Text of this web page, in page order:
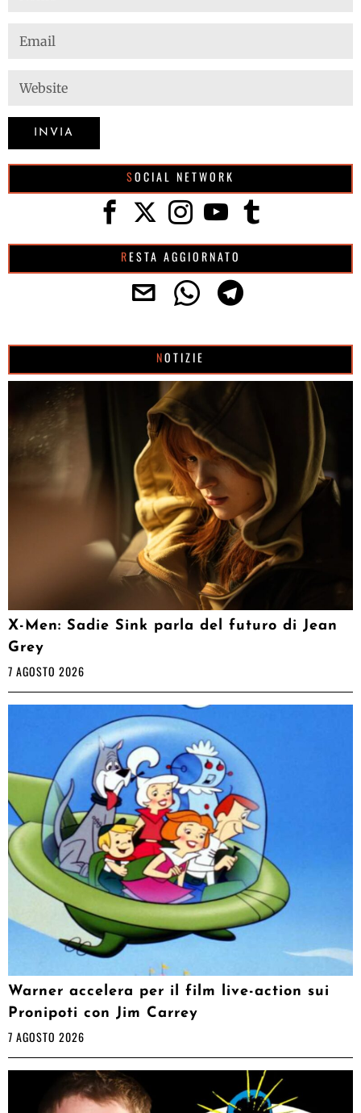
SOCIAL NETWORK
RESTA AGGIORNATO
NOTIZIE
X-Men: Sadie Sink parla del futuro di Jean
Grey
7 AGOSTO 2026
Warner accelera per il film live-action sui
Pronipoti con Jim Carrey
7 AGOSTO 2026